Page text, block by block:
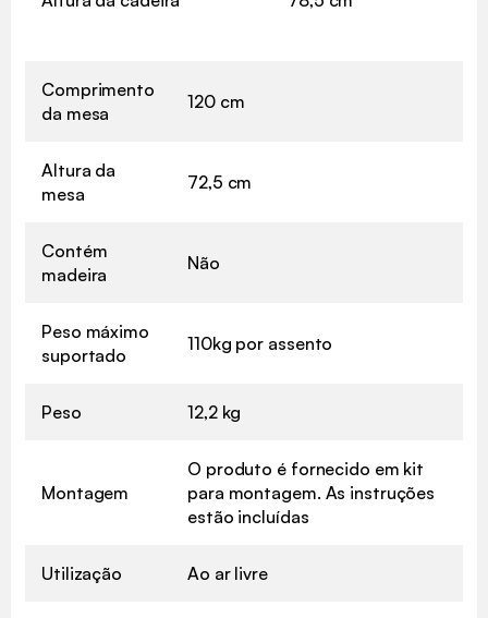
Comprimento
da mesa
120 cm
Altura da
mesa
72,5 cm
Contém
madeira
Não
Peso máximo
suportado
110kg por assento
Peso 12,2 kg
Montagem
O produto é fornecido em kit
para montagem. As instruções
estão incluídas
Utilização Ao ar livre